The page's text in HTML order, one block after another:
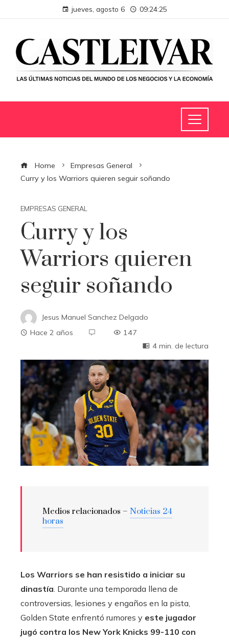
jueves, agosto 6 09:24:25
Home
Empresas General
Curry y los Warriors quieren seguir soñando
EMPRESAS GENERAL
Curry y los
Warriors quieren
seguir soñando
Jesus Manuel Sanchez Delgado
Hace 2 años
147
4 min. de lectura
Medios relacionados – Noticias 24
horas
Los Warriors se han resistido a iniciar su
dinastía. Durante una temporada llena de
controversias, lesiones y engaños en la pista,
Golden State enfrentó rumores y este jugador
jugó contra los New York Knicks 99-110 con